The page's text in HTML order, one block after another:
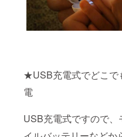
★USB充電式でどこで
電
USB充電式ですので、